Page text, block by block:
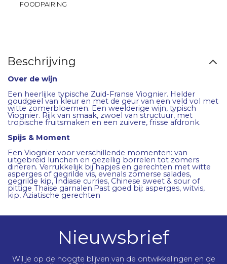
FOODPAIRING
Beschrijving
Over de wijn
Een heerlijke typische Zuid-Franse Viognier. Helder
goudgeel van kleur en met de geur van een veld vol met
witte zomerbloemen. Een weelderige wijn, typisch
Viognier. Rijk van smaak, zwoel van structuur, met
tropische fruitsmaken en een zuivere, frisse afdronk.
Spijs & Moment
Een Viognier voor verschillende momenten: van
uitgebreid lunchen en gezellig borrelen tot zomers
dineren. Verrukkelijk bij hapjes en gerechten met witte
asperges of gegrilde vis, evenals zomerse salades,
gegrilde kip, Indiase curries, Chinese sweet & sour of
pittige Thaise garnalen.Past goed bij: asperges, witvis,
kip, Aziatische gerechten
Nieuwsbrief
Wil je op de hoogte blijven van de ontwikkelingen en de